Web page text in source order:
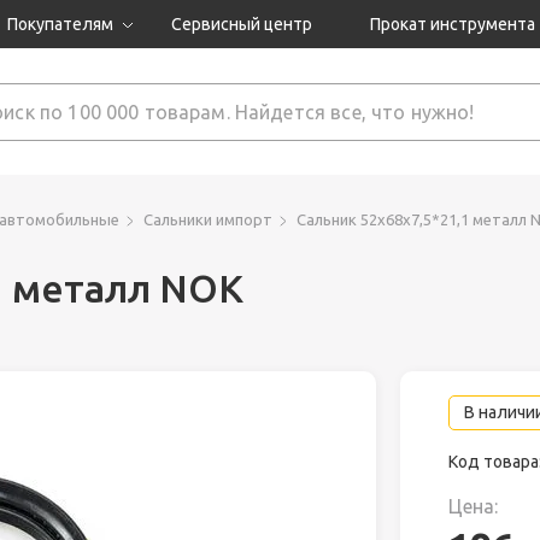
Покупателям
Как оформить заказ?
Сервисный центр Прокат инструмента
Сальники импорт Сальник 52х68х7,5*21,1 металл
металл NOK
В
Код
Цена: